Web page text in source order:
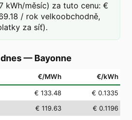
kWh/měsíc) za tuto cenu: €
/ rok velkoobchodně,
za síť).
— Bayonne
€/MWh €/kWh
€ 133.48
€ 0.1335
€ 119.63
€ 0.1196